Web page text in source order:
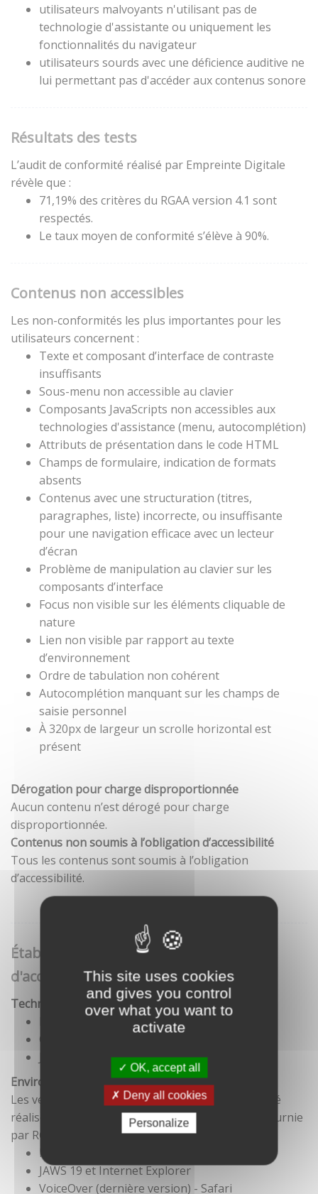
This site uses cookies
and gives you control
over what you want to
activate
OK, accept all
Deny all cookies
Personalize
utilisateurs malvoyants n'utilisant pas de
technologie d'assistante ou uniquement les
fonctionnalités du navigateur
utilisateurs sourds avec une déficience auditive ne
lui permettant pas d'accéder aux contenus sonore
Résultats des tests
L’audit de conformité réalisé par Empreinte Digitale
révèle que :
71,19% des critères du RGAA version 4.1 sont
respectés.
Le taux moyen de conformité s’élève à 90%.
Contenus non accessibles
Les non-conformités les plus importantes pour les
utilisateurs concernent :
Texte et composant d’interface de contraste
insuffisants
Sous-menu non accessible au clavier
Composants JavaScripts non accessibles aux
technologies d'assistance (menu, autocomplétion)
Attributs de présentation dans le code HTML
Champs de formulaire, indication de formats
absents
Contenus avec une structuration (titres,
paragraphes, liste) incorrecte, ou insuffisante
pour une navigation efficace avec un lecteur
d’écran
Problème de manipulation au clavier sur les
composants d’interface
Focus non visible sur les éléments cliquable de
nature
Lien non visible par rapport au texte
d’environnement
Ordre de tabulation non cohérent
Autocomplétion manquant sur les champs de
saisie personnel
À 320px de largeur un scrolle horizontal est
présent
Dérogation pour charge disproportionnée
Aucun contenu n’est dérogé pour charge
disproportionnée.
Contenus non soumis à l’obligation d’accessibilité
Tous les contenus sont soumis à l’obligation
d’accessibilité.
Établissement de cette déclaration
d'accessibilité
Technologies utilisées pour la réalisation du site
CSS
Environnement de test
Les vérifications de restitution de contenus ont été
réalisées conformément à la base de référence fournie
par RGAA 3.
Firefox et NVDA
JAWS 19 et Internet Explorer
VoiceOver (dernière version) - Safari